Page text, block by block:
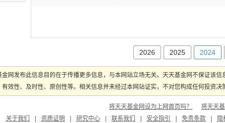
2026 2025 2024
网发布此信息目的在于传播更多信息，与本网站立场无关。天天基金网不保证该
效性、及时性、原创性等。相关信息并未经过本网站证实，不对您构成任何投资
将天天基金网设为上网首页吗？
将天天
关于我们
资质证明 研究中心 联系我们 安全指引 免责条款 隐